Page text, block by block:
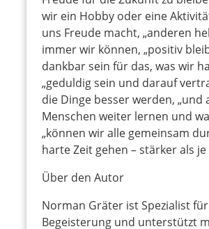
wir ein Hobby oder eine
uns Freude macht, „anderen
immer wir können, „positiv
dankbar sein für das, was wir
„geduldig sein und darauf
die Dinge besser werden, „und
Menschen weiter lernen und
„können wir alle gemeinsam
harte Zeit gehen – stärker als je
Über den Autor
Norman Gräter ist Spezialist für
Begeisterung und unterstützt